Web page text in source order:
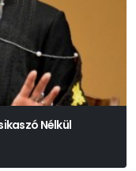
Nélkül